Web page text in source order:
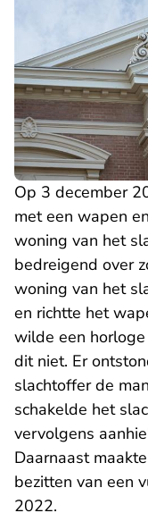
Op 3 december
met een wapen
woning van het
bedreigend over
woning van het
en richtte het
wilde een
dit niet. Er
slachtoffer de
schakelde het
vervolgens
Daarnaast
bezitten van een
2022.